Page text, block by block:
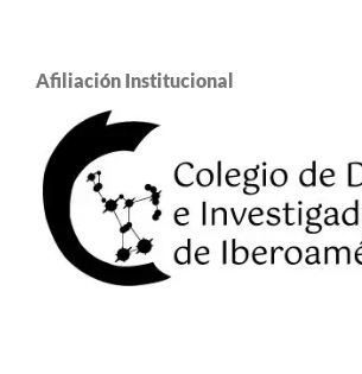
Afiliación Institucional